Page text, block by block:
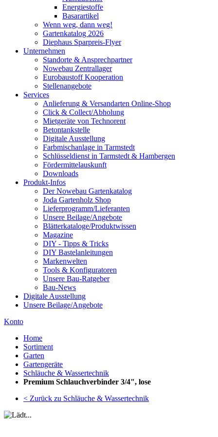
Energiestoffe
Basarartikel
Wenn weg, dann weg!
Gartenkatalog 2026
Diephaus Sparpreis-Flyer
Unternehmen
Standorte & Ansprechpartner
Nowebau Zentrallager
Eurobaustoff Kooperation
Stellenangebote
Services
Anlieferung & Versandarten Online-Shop
Click & Collect/Abholung
Mietgeräte von Technorent
Betontankstelle
Digitale Ausstellung
Farbmischanlage in Tarmstedt
Schlüsseldienst in Tarmstedt & Hambergen
Fördermittelauskunft
Downloads
Produkt-Infos
Der Nowebau Gartenkatalog
Joda Gartenholz Shop
Lieferprogramm/Lieferanten
Unsere Beilage/Angebote
Blätterkataloge/Produktwissen
Magazine
DIY - Tipps & Tricks
DIY Bastelanleitungen
Markenwelten
Tools & Konfiguratoren
Unsere Bau-Ratgeber
Bau-News
Digitale Ausstellung
Unsere Beilage/Angebote
Konto
Home
Sortiment
Garten
Gartengeräte
Schläuche & Wassertechnik
Premium Schlauchverbinder 3/4", lose
< Zurück zu Schläuche & Wassertechnik